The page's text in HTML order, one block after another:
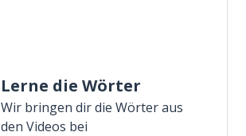
Lerne die Wörter
Wir bringen dir die Wörter aus
den Videos bei